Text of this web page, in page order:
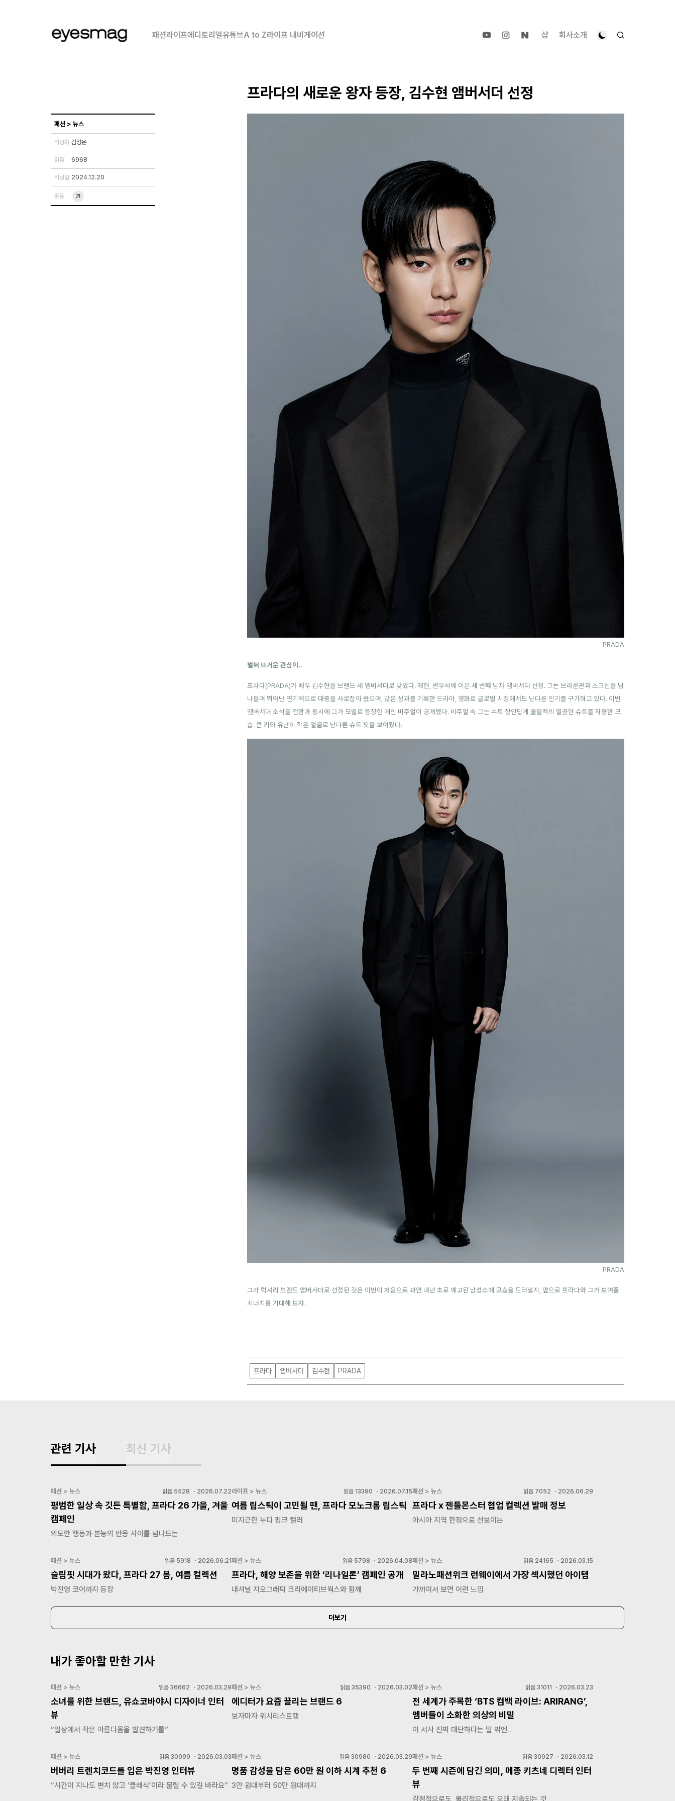
패션라이프에디토리얼유튜브A to Z라이프 내비게이션 샵 회사소개
프라다의 새로운 왕자 등장, 김수현 앰버서더 선정
패션 > 뉴스
작성자 김정은
읽음 6968
작성일 2024.12.20
공유
PRADA
벌써 뜨거운 관심이..
프라다(PRADA)가 배우 김수현을 브랜드 새 앰버서더로 맞았다. 재현, 변우석에 이은 세 번째 남자 앰버서더 선정. 그는 브라운관과 스크린을 넘
나들며 뛰어난 연기력으로 대중을 사로잡아 왔으며, 많은 성과를 기록한 드라마, 영화로 글로벌 시장에서도 남다른 인기를 구가하고 있다. 이번
앰버서더 소식을 전함과 동시에 그가 모델로 등장한 메인 비주얼이 공개됐다. 비주얼 속 그는 수트 장인답게 올블랙의 멀끔한 슈트를 착용한 모
습. 큰 키와 유난히 작은 얼굴로 남다른 슈트 핏을 보여줬다.
PRADA
그가 럭셔리 브랜드 앰버서더로 선정된 것은 이번이 처음으로 과연 내년 초로 예고된 남성쇼에 모습을 드러낼지, 앞으로 프라다와 그가 보여줄
시너지를 기대해 보자.
프라다 앰버서더 김수현 PRADA
관련 기사 최신 기사
패션 > 뉴스 읽음 5528 ・ 2026.07.22
평범한 일상 속 깃든 특별함, 프라다 26 가을, 겨울
캠페인
의도한 행동과 본능의 반응 사이를 넘나드는
라이프 > 뉴스 읽음 13390 ・ 2026.07.15
여름 립스틱이 고민될 땐, 프라다 모노크롬 립스틱
미지근한 누디 핑크 컬러
패션 > 뉴스 읽음 7052 ・ 2026.06.29
프라다 x 젠틀몬스터 협업 컬렉션 발매 정보
아시아 지역 한정으로 선보이는
패션 > 뉴스 읽음 5918 ・ 2026.06.21
슬림핏 시대가 왔다, 프라다 27 봄, 여름 컬렉션
박진영 코어까지 등장
패션 > 뉴스 읽음 5798 ・ 2026.04.08
프라다, 해양 보존을 위한 ‘리나일론’ 캠페인 공개
내셔널 지오그래픽 크리에이티브웍스와 함께
패션 > 뉴스 읽음 24165 ・ 2026.03.15
밀라노패션위크 런웨이에서 가장 섹시했던 아이템
가까이서 보면 이런 느낌
더보기
내가 좋아할 만한 기사
패션 > 뉴스 읽음 36662 ・ 2026.03.29
소녀를 위한 브랜드, 유쇼코바야시 디자이너 인터
뷰
“일상에서 작은 아름다움을 발견하기를”
패션 > 뉴스 읽음 35390 ・ 2026.03.02
에디터가 요즘 끌리는 브랜드 6
보자마자 위시리스트행
패션 > 뉴스 읽음 31011 ・ 2026.03.23
전 세계가 주목한 ‘BTS 컴백 라이브: ARIRANG’,
멤버들이 소화한 의상의 비밀
이 서사 진짜 대단하다는 말 밖엔..
패션 > 뉴스 읽음 30999 ・ 2026.03.03
버버리 트렌치코드를 입은 박진영 인터뷰
“시간이 지나도 변치 않고 ‘클래식’이라 불릴 수 있길 바라요”
패션 > 뉴스 읽음 30980 ・ 2026.03.29
명품 감성을 담은 60만 원 이하 시계 추천 6
3만 원대부터 50만 원대까지
패션 > 뉴스 읽음 30027 ・ 2026.03.12
두 번째 시즌에 담긴 의미, 메종 키츠네 디렉터 인터
뷰
감정적으로도, 물리적으로도 오래 지속되는 것